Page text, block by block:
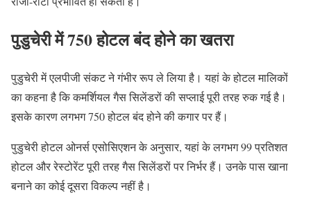
पुडुचेरी में 750 होटल बंद होने का खतरा
पुडुचेरी में एलपीजी संकट ने गंभीर रूप ले लिया है। यहां के होटल मालिकों
का कहना है कि कमर्शियल गैस सिलेंडरों की सप्लाई पूरी तरह रुक गई है।
इसके कारण लगभग 750 होटल बंद होने की कगार पर हैं।
पुडुचेरी होटल ओनर्स एसोसिएशन के अनुसार, यहां के लगभग 99 प्रतिशत
होटल और रेस्टोरेंट पूरी तरह गैस सिलेंडरों पर निर्भर हैं। उनके पास खाना
बनाने का कोई दूसरा विकल्प नहीं है।